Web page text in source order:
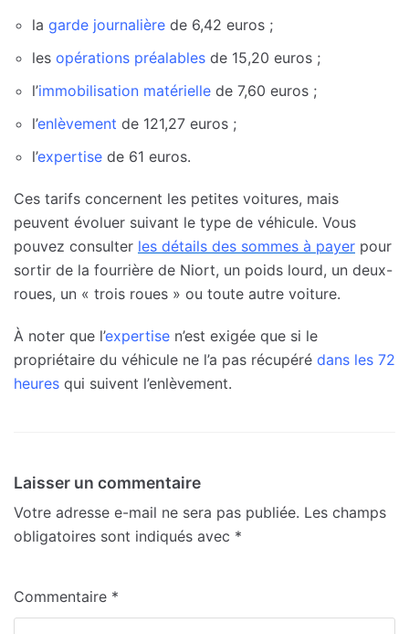
la garde journalière de 6,42 euros ;
les opérations préalables de 15,20 euros ;
l’immobilisation matérielle de 7,60 euros ;
l’enlèvement de 121,27 euros ;
l’expertise de 61 euros.
Ces tarifs concernent les petites voitures, mais
peuvent évoluer suivant le type de véhicule. Vous
pouvez consulter les détails des sommes à payer pour
sortir de la fourrière de Niort, un poids lourd, un deux-
roues, un « trois roues » ou toute autre voiture.
À noter que l’expertise n’est exigée que si le
propriétaire du véhicule ne l’a pas récupéré dans les 72
heures qui suivent l’enlèvement.
Laisser un commentaire
Votre adresse e-mail ne sera pas publiée. Les champs
obligatoires sont indiqués avec *
Commentaire *